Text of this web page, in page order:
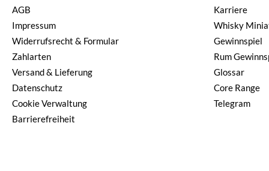
AGB
Impressum
Widerrufsrecht & Formular
Zahlarten
Versand & Lieferung
Datenschutz
Cookie Verwaltung
Barrierefreiheit
Karriere
Whisky
Gewinnspiel
Rum
Glossar
Core Range
Telegram